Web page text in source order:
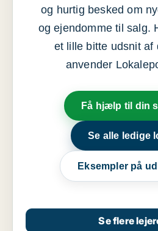
og hurtig besked om
og ejendomme til salg.
et lille bitte udsnit af
anvender
Få hjælp til din
Se alle ledige
Eksempler på
Se flere